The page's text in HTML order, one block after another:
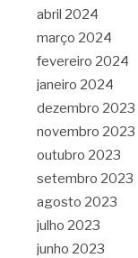
abril 2024
março 2024
fevereiro 2024
janeiro 2024
dezembro 2023
novembro 2023
outubro 2023
setembro 2023
agosto 2023
julho 2023
junho 2023